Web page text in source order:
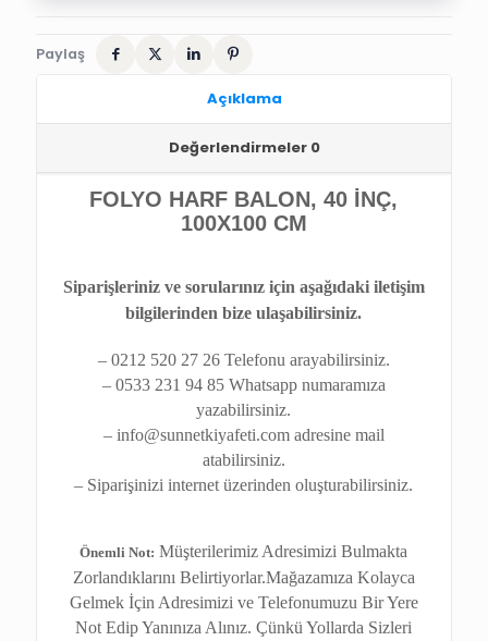
Paylaş
Açıklama
Değerlendirmeler 0
FOLYO HARF BALON, 40 İNÇ,
100X100 CM
Siparişleriniz ve sorularınız için aşağıdaki iletişim
bilgilerinden bize ulaşabilirsiniz.
– 0212 520 27 26 Telefonu arayabilirsiniz.
– 0533 231 94 85 Whatsapp numaramıza
yazabilirsiniz.
– info@sunnetkiyafeti.com adresine mail
atabilirsiniz.
– Siparişinizi internet üzerinden oluşturabilirsiniz.
Önemli Not: Müşterilerimiz Adresimizi Bulmakta
Zorlandıklarını Belirtiyorlar.Mağazamıza Kolayca
Gelmek İçin Adresimizi ve Telefonumuzu Bir Yere
Not Edip Yanınıza Alınız. Çünkü Yollarda Sizleri